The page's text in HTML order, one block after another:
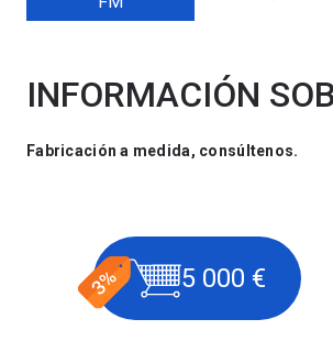
INFORMACIÓN
Fabricación a medida, consúltenos.
5 000 €